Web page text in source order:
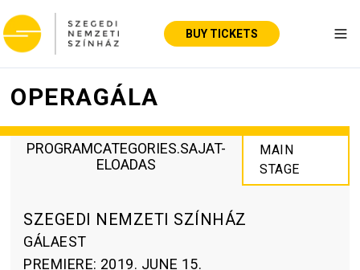
BUY TICKETS
OPERAGÁLA
PROGRAMCATEGORIES.SAJAT-
ELOADAS
MAIN
STAGE
SZEGEDI NEMZETI SZÍNHÁZ
GÁLAEST
PREMIERE: 2019. JUNE 15.